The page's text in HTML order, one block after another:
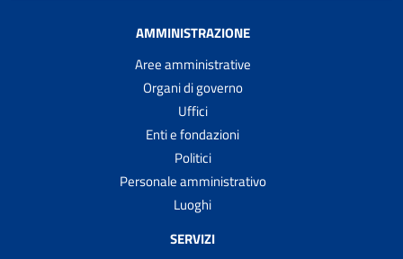
AMMINISTRAZIONE
Aree amministrative
Organi di governo
Uffici
Enti e fondazioni
Politici
Personale amministrativo
Luoghi
SERVIZI